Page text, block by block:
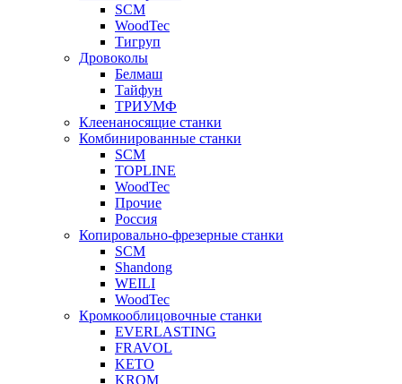
SCM
WoodTec
Тигруп
Дровоколы
Белмаш
Тайфун
ТРИУМФ
Клеенаносящие станки
Комбинированные станки
SCM
TOPLINE
WoodTec
Прочие
Россия
Копировально-фрезерные станки
SCM
Shandong
WEILI
WoodTec
Кромкооблицовочные станки
EVERLASTING
FRAVOL
KETO
KROM